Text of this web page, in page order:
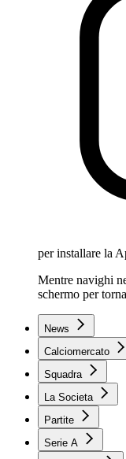
per installare la
Mentre navighi
schermo per
News
Calciomercato
Squadra
La Societa
Partite
Serie A